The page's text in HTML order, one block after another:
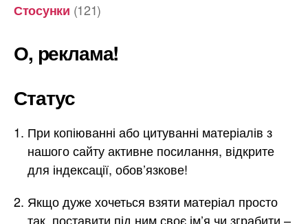
Стосунки (121)
О, реклама!
Статус
При копіюванні або цитуванні матеріалів з
нашого сайту активне посилання, відкрите
для індексації, обов’язкове!
Якщо дуже хочеться взяти матеріал просто
так, поставити під ним своє ім’я чи зграбити –